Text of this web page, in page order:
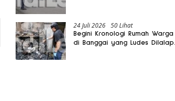
24 Juli 2026 50 Lihat
Begini Kronologi Rumah Warga
di Banggai yang Ludes Dilalap